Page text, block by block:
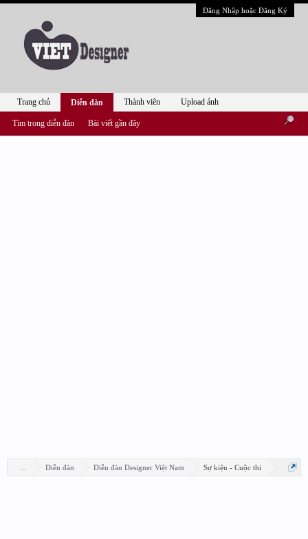
Đăng Nhập hoặc Đăng Ký
Diễn đàn Diễn đàn Designer Việt Nam Sự kiện - Cuộc thi
Trang chủ Diễn đàn
Tìm trong diễn đàn Bài viết gần đây
Thành viên Upload ảnh